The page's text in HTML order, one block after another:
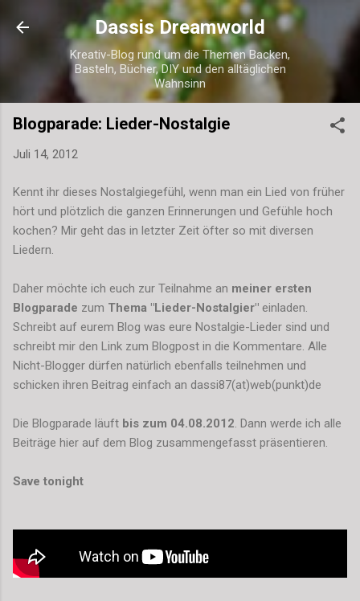
Direkt zum Hauptbereich
Dassis Dreamworld
Kreativ-Blog rund um die Themen Backen,
Basteln, Bücher, DIY und den alltäglichen
Wahnsinn
Blogparade: Lieder-Nostalgie
Juli 14, 2012
Kennt ihr dieses Nostalgiegefühl, wenn man ein Lied von früher
hört und plötzlich die ganzen Erinnerungen und Gefühle hoch
kochen? Mir geht das in letzter Zeit öfter so mit diversen
Liedern.
Daher möchte ich euch zur Teilnahme an meiner ersten
Blogparade zum Thema "Lieder-Nostalgier" einladen.
Schreibt auf eurem Blog was eure Nostalgie-Lieder sind und
schreibt mir den Link zum Blogpost in die Kommentare. Alle
Nicht-Blogger dürfen natürlich ebenfalls teilnehmen und
schicken ihren Beitrag einfach an dassi87(at)web(punkt)de
Die Blogparade läuft bis zum 04.08.2012 . Dann werde ich alle
Beiträge hier auf dem Blog zusammengefasst präsentieren.
Save tonight